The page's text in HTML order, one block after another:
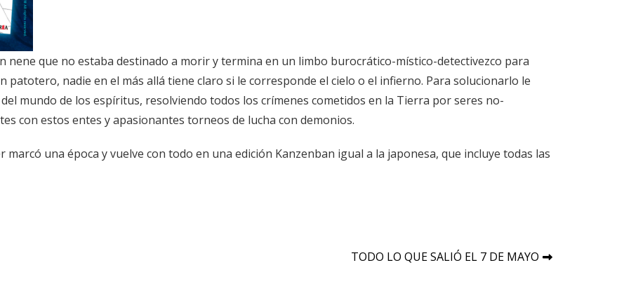
nene que no estaba destinado a morir y termina en un limbo burocrático-místico-detectivezco para
patotero, nadie en el más allá tiene claro si le corresponde el cielo o el infierno. Para solucionarlo le
mundo de los espíritus, resolviendo todos los crímenes cometidos en la Tierra por seres no-
con estos entes y apasionantes torneos de lucha con demonios.
una época y vuelve con todo en una edición Kanzenban igual a la japonesa, que incluye todas las
TODO LO QUE SALIÓ EL 7 DE MAYO